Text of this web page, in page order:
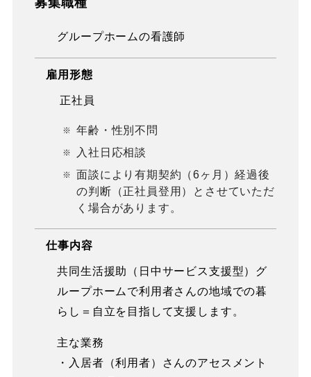
グループホームの看護師
雇用形態
正社員
年齢・性別不問
入社日応相談
面談により有期契約（6ヶ月）経過後
の判断（正社員登用）とさせていただ
く場合があります。
仕事内容
共同生活援助（日中サービス支援型）グ
ループホームで利用者さんの地域での暮
らし＝自立を目指して支援します。
主な業務
・入居者（利用者）さんのアセスメント